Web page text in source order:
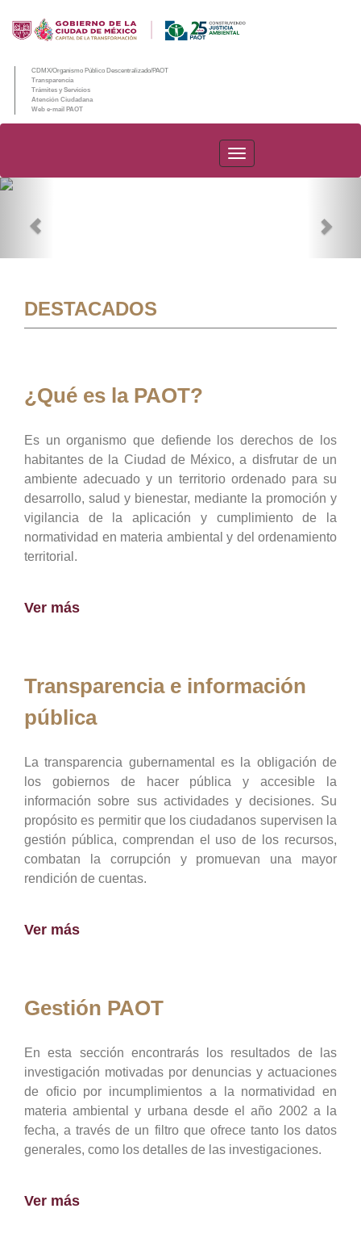
CDMX/Organismo Público Descentralizado/PAOT
Transparencia
Trámites y Servicios
Atención Ciudadana
Web e-mail PAOT
PAOT
DESTACADOS
¿Qué es la PAOT?
Es un organismo que defiende los derechos de los
habitantes de la Ciudad de México, a disfrutar de un
ambiente adecuado y un territorio ordenado para su
desarrollo, salud y bienestar, mediante la promoción y
vigilancia de la aplicación y cumplimiento de la
normatividad en materia ambiental y del ordenamiento
territorial.
Ver más
Transparencia e información
pública
La transparencia gubernamental es la obligación de
los gobiernos de hacer pública y accesible la
información sobre sus actividades y decisiones. Su
propósito es permitir que los ciudadanos supervisen la
gestión pública, comprendan el uso de los recursos,
combatan la corrupción y promuevan una mayor
rendición de cuentas.
Ver más
Gestión PAOT
En esta sección encontrarás los resultados de las
investigación motivadas por denuncias y actuaciones
de oficio por incumplimientos a la normatividad en
materia ambiental y urbana desde el año 2002 a la
fecha, a través de un filtro que ofrece tanto los datos
generales, como los detalles de las investigaciones.
Ver más